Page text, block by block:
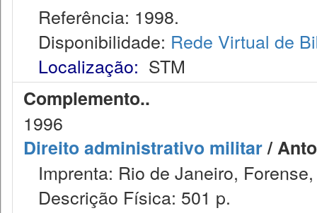
Referência: 1998.
Disponibilidade: Rede Virtual de
Localização: STM
Complemento..
1996
Direito administrativo militar/
Imprenta: Rio de Janeiro,
Descrição Física: 501 p.